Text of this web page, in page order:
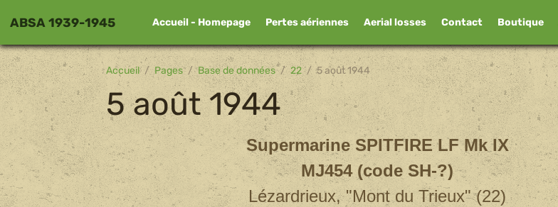
ABSA 1939-1945 Accueil - Homepage Pertes aériennes Aerial losses Contact Boutique
Accueil Pages Base de données 22 5 août 1944
5 août 1944
Supermarine SPITFIRE LF Mk IX
MJ454 (code SH-?)
Lézardrieux, "Mont du Trieux" (22)